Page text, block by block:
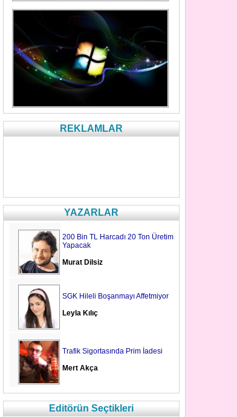
REKLAMLAR
YAZARLAR
200 Bin TL Harcadı 20 Ton Üretim
Yapacak
Murat Dilsiz
SGK Hileli Boşanmayı Affetmiyor
Leyla Kılıç
Trafik Sigortasında Prim İadesi
Mert Akça
Editörün Seçtikleri